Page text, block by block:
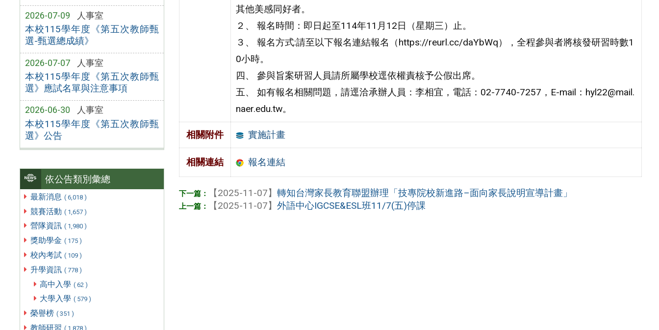
2026-07-09 人事室
本校115學年度《第五次教師甄
選-甄選總成績》
2026-07-07 人事室
本校115學年度《第五次教師甄
選》應試名單與注意事項
2026-06-30 人事室
本校115學年度《第五次教師甄
選》公告
依公告類別彙總
最新消息 ( 6,018 )
競賽活動 ( 1,657 )
營隊資訊 ( 1,980 )
獎助學金 ( 175 )
校內考試 ( 109 )
升學資訊 ( 778 )
高中入學 ( 62 )
大學入學 ( 579 )
榮譽榜 ( 351 )
教師研習 ( 1,878 )
其他美感同好者。
２、 報名時間：即日起至114年11月12日（星期三）止。
３、 報名方式:請至以下報名連結報名（https://reurl.cc/daYbWq），全程參與者將核發研習時數1
0小時。
四、 參與旨案研習人員請所屬學校逕依權責核予公假出席。
五、 如有報名相關問題，請逕洽承辦人員：李相宜，電話：02-7740-7257，E-mail：hyl22@mail.
naer.edu.tw。
相關附件 實施計畫
相關連結 報名連結
【2025-11-07】轉知台灣家長教育聯盟辦理「技專院校新進路–面向家長說明宣導計畫」
【2025-11-07】外語中心IGCSE&ESL班11/7(五)停課